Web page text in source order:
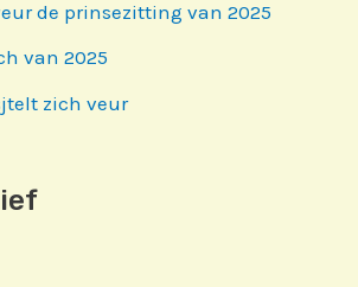
de prinsezitting van 2025
van 2025
zich veur